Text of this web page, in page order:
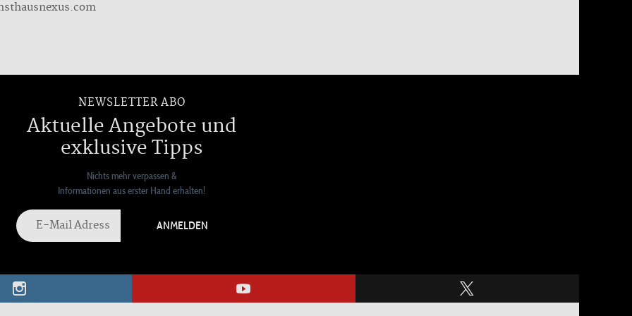
NEWSLETTER ABO
Aktuelle Angebote und
exklusive Tipps
Nichts mehr verpassen &
Informationen aus erster Hand erhalten!
ANMELDEN